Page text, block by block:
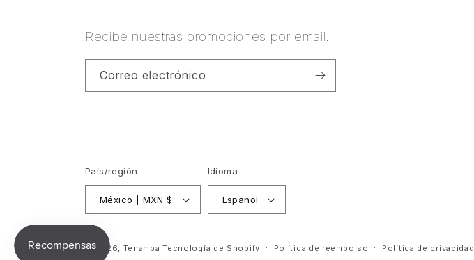
Recibe nuestras promociones por email.
Correo electrónico
País/región
México | MXN $
Idioma
Español
© 2026, Tenampa Tecnología de Shopify Política de reembolso Política de privacidad